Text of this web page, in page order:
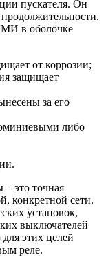
пускателя. Он
в оболочке
от коррозии;
защищает
за его
либо
– это точная
конкретной сети.
установок,
выключателей
этих целей
реле.